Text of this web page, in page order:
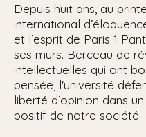
Depuis huit ans, au
international
et l’esprit de Paris 1
ses murs. Berceau de
intellectuelles qui ont
pensée, l'université
liberté d’opinion dans
positif de notre société.